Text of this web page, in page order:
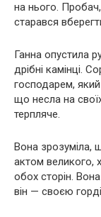
на нього.
старався
Ганна опустила
дрібні камінці.
господарем,
що несла на
терпляче.
Вона зрозуміла,
актом великого,
обох сторін.
він — своєю